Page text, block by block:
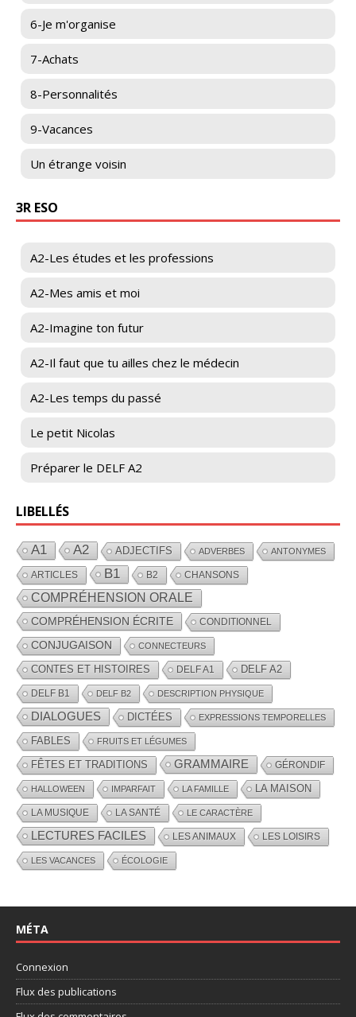
6-Je m'organise
7-Achats
8-Personnalités
9-Vacances
Un étrange voisin
3R ESO
A2-Les études et les professions
A2-Mes amis et moi
A2-Imagine ton futur
A2-Il faut que tu ailles chez le médecin
A2-Les temps du passé
Le petit Nicolas
Préparer le DELF A2
LIBELLÉS
A1 A2 ADJECTIFS ADVERBES ANTONYMES
ARTICLES B1 B2 CHANSONS
COMPRÉHENSION ORALE
COMPRÉHENSION ÉCRITE CONDITIONNEL
CONJUGAISON CONNECTEURS
CONTES ET HISTOIRES DELF A1 DELF A2
DELF B1 DELF B2 DESCRIPTION PHYSIQUE
DIALOGUES DICTÉES EXPRESSIONS TEMPORELLES
FABLES FRUITS ET LÉGUMES
FÊTES ET TRADITIONS GRAMMAIRE GÉRONDIF
HALLOWEEN IMPARFAIT LA FAMILLE LA MAISON
LA MUSIQUE LA SANTÉ LE CARACTÈRE
LECTURES FACILES LES ANIMAUX LES LOISIRS
LES VACANCES ÉCOLOGIE
MÉTA
Connexion
Flux des publications